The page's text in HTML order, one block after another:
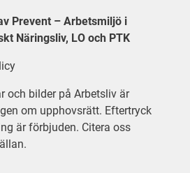
Prevent – Arbetsmiljö i
Näringsliv, LO och PTK
och bilder på Arbetsliv är
om upphovsrätt. Eftertryck
är förbjuden. Citera oss